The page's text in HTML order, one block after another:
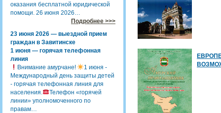
оказания бесплатной юридической
помощи. 26 июня 2026…
Подробнее >>>
23 июня 2026 — выездной прием
граждан в Завитинске
1 июня — горячая телефонная
линия
Внимание амурчане!
1 июня -
Международный день защиты детей
- горячая телефонная линия для
населения.
Телефон «горячей
линии» уполномоченного по
правам…